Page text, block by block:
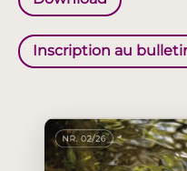
Inscription au